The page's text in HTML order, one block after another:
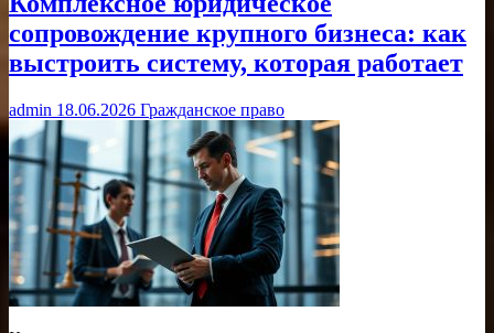
сопровождение крупного бизнеса: как
выстроить систему, которая работает
admin 18.06.2026 Гражданское право